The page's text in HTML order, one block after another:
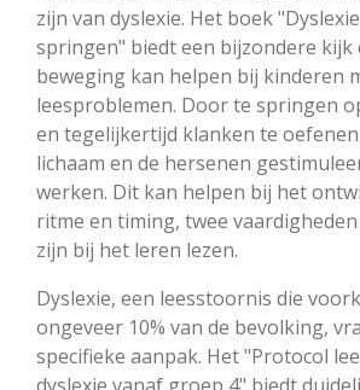
zijn van dyslexie. Het boek
springen" biedt een bijzondere kijk
beweging kan helpen bij kinderen
leesproblemen. Door te springen
en tegelijkertijd klanken te
lichaam en de hersenen
werken. Dit kan helpen bij het
ritme en timing, twee
zijn bij het leren lezen.
Dyslexie, een leesstoornis die
ongeveer 10% van de bevolking,
specifieke aanpak. Het "Protocol